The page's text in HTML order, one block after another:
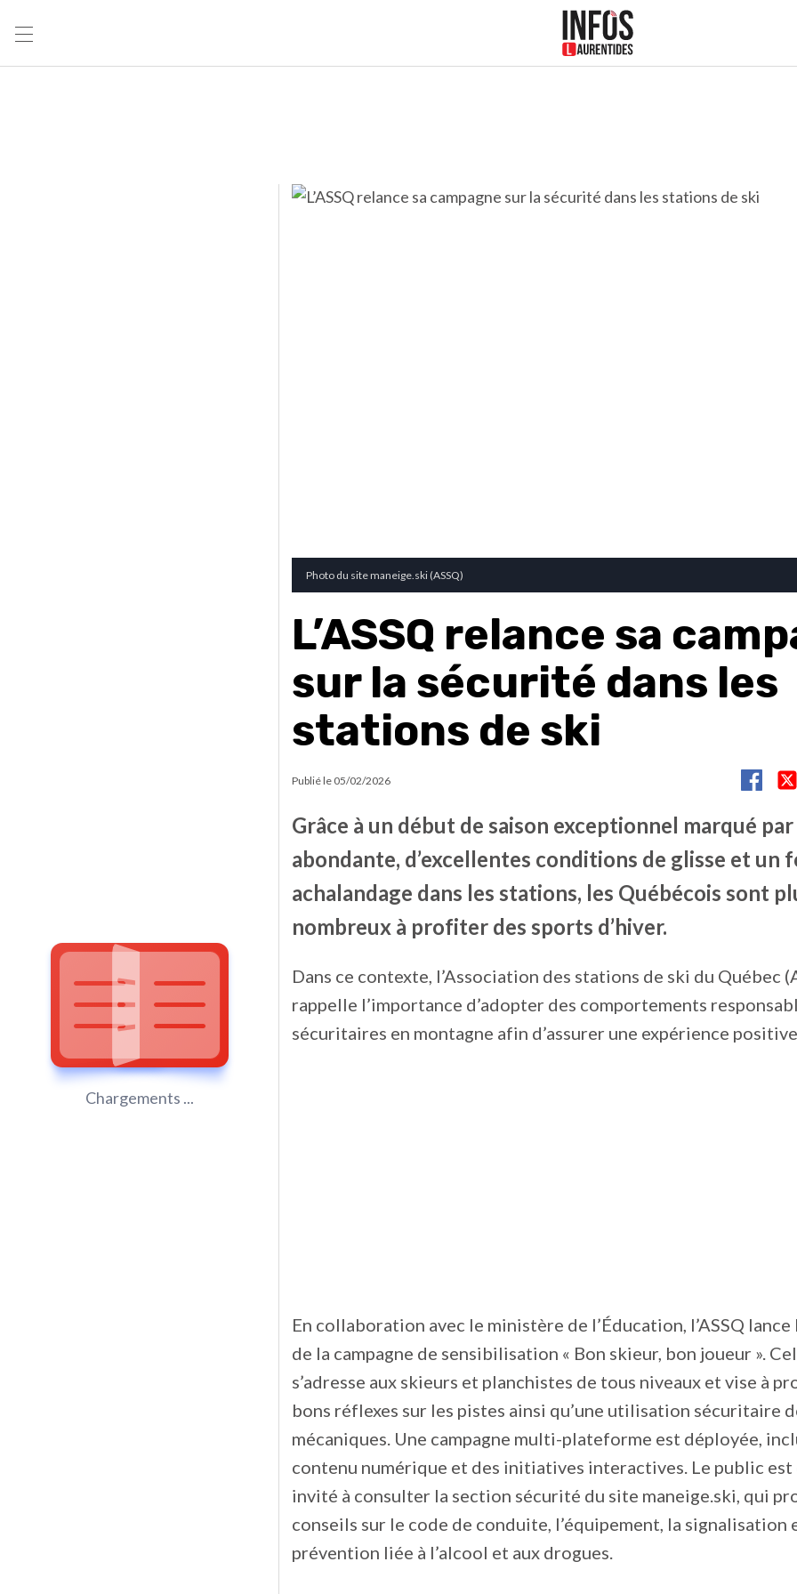
Chargements ...
Photo du site maneige.ski (ASSQ)
L’ASSQ relance sa
sur la sécurité dans les
stations de ski
Publié le 05/02/2026
Grâce à un début de saison exceptionnel marqué
abondante, d’excellentes conditions de glisse et un
achalandage dans les stations, les Québécois sont
nombreux à profiter des sports d’hiver.
Dans ce contexte, l’Association des stations de ski du Québec
rappelle l’importance d’adopter des comportements
sécuritaires en montagne afin d’assurer une expérience
En collaboration avec le ministère de l’Éducation, l’ASSQ
de la campagne de sensibilisation « Bon skieur, bon joueur ».
s’adresse aux skieurs et planchistes de tous niveaux et vise à
bons réflexes sur les pistes ainsi qu’une utilisation sécuritaire
mécaniques. Une campagne multi-plateforme est déployée,
contenu numérique et des initiatives interactives. Le public est
invité à consulter la section sécurité du site maneige.ski, qui
conseils sur le code de conduite, l’équipement, la signalisation
prévention liée à l’alcool et aux drogues.